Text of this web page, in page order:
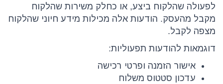
לפעולה שהלקוח ביצע, או כחלק משירות שהלקוח
מקבל מהעסק. הודעות אלה מכילות מידע חיוני שהלקוח
מצפה לקבל.
דוגמאות להודעות תפעוליות:
אישור הזמנה ופרטי רכישה
עדכון סטטוס משלוח